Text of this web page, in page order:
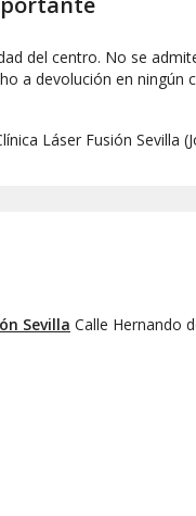
nuevos clientes.
solo valida para nuevos
del centro. No se
a devolución en ningún
Láser Fusión Sevilla
Sevilla Calle Hernando